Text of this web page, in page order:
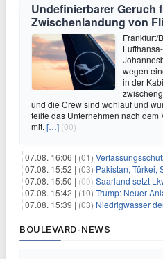
Undefinierbarer Geruch
Zwischenlandung von
Frankfurt/
wegen
in der
und die Crew sind wohlauf und
teilte das Unternehmen nach dem
mit. […] (00)
07.08. 16:06 | (01) Verfassungsschutz
07.08. 15:52 | (03) Pakistan, Türkei,
07.08. 15:50 | (00) Saarland setzt Lkw-
07.08. 15:42 | (10) Trump: Neuer Anlauf
07.08. 15:39 | (03) Niedrigwasser der
BOULEVARD-NEWS